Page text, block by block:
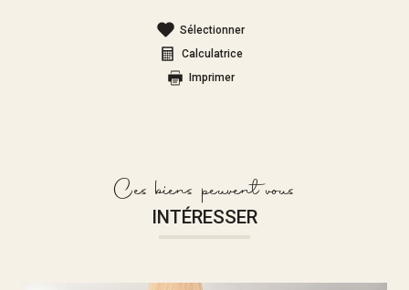
Sélectionner
Calculatrice
Imprimer
Ces biens peuvent vous
INTÉRESSER